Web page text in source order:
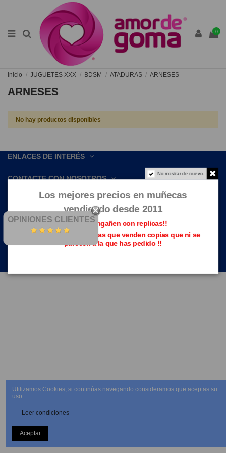
0
Inicio JUGUETES XXX BDSM ATADURAS ARNESES
ARNESES
No hay productos disponibles
ENLACES DE INTERÉS
CONTACTE CON NOSOTROS
OPINIONES CLIENTES
No mostrar de nuevo.
Los mejores precios en muñecas
vendiendo desde 2011
Que no te engañen con replicas!!
Evita las páginas piratas que venden copias que ni se
parecen a la que has pedido !!
Utilizamos Cookies, si continúas navegando consideramos que aceptas su
uso.
Leer condiciones
Aceptar